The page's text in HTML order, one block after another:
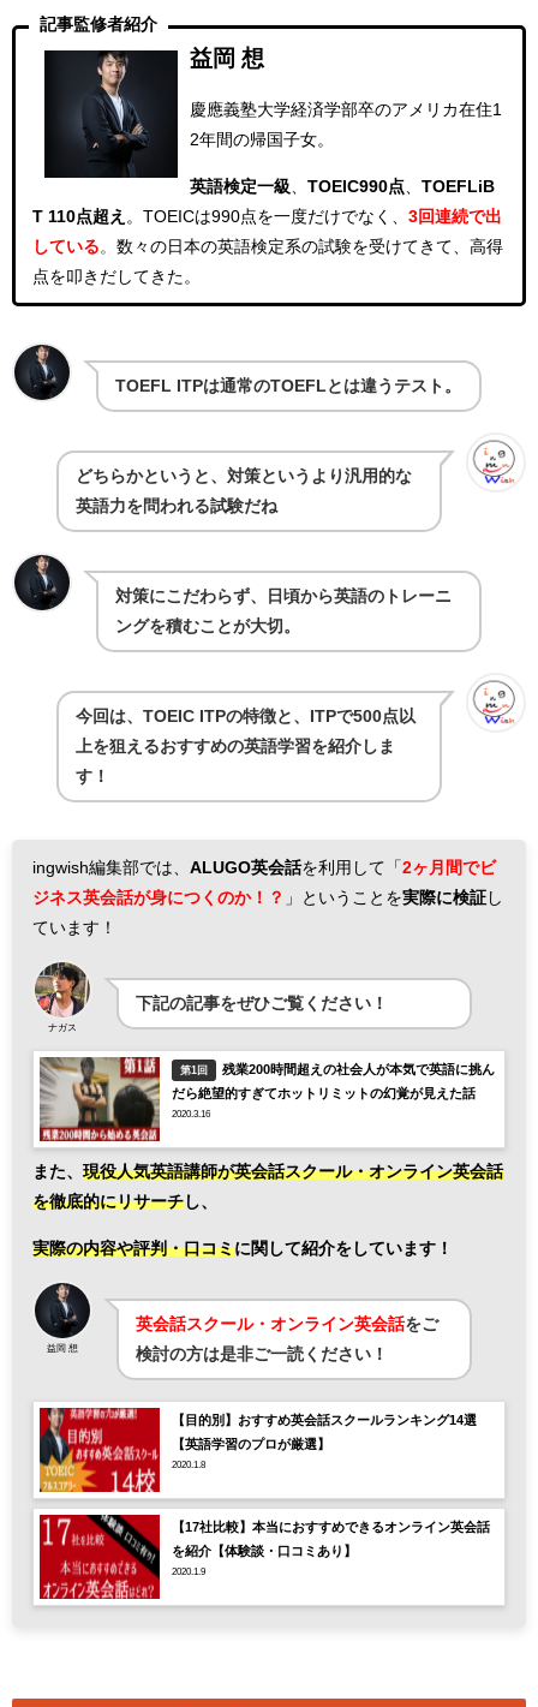
記事監修者紹介
益岡 想
慶應義塾大学経済学部卒のアメリカ在住1
2年間の帰国子女。
英語検定一級 、TOEIC990点 、TOEFLiB
T 110点超え 。 TOEICは990点を一度だけでなく、 3回連続で出
している 。 数々の日本の英語検定系の試験を受けてきて、高得
点を叩きだしてきた。
TOEFL ITPは通常のTOEFLとは違うテスト。
どちらかというと、対策というより汎用的な
英語力を問われる試験だね
対策にこだわらず、日頃から英語のトレーニ
ングを積むことが大切。
今回は、TOEIC ITPの特徴と、ITPで500点以
上を狙えるおすすめの英語学習を紹介しま
す！
ingwish編集部では、 ALUGO英会話を利用して「 2ヶ月間でビ
ジネス英会話が身につくのか！？ 」ということを実際に検証 し
ています！
ナガス
下記の記事をぜひご覧ください！
第1回
残業200時間超えの社会人が本気で英語に挑ん
だら絶望的すぎてホットリミットの幻覚が見えた話
2020.3.16
また、 現役人気英語講師が英会話スクール・オンライン英会話
を徹底的にリサーチ し、
実際の内容や評判・口コミに関して紹介をしています！
益岡 想
英会話スクール・オンライン英会話をご
検討の方は是非ご一読ください！
【目的別】おすすめ英会話スクールランキング14選
【英語学習のプロが厳選】
2020.1.8
【17社比較】本当におすすめできるオンライン英会話
を紹介【体験談・口コミあり】
2020.1.9